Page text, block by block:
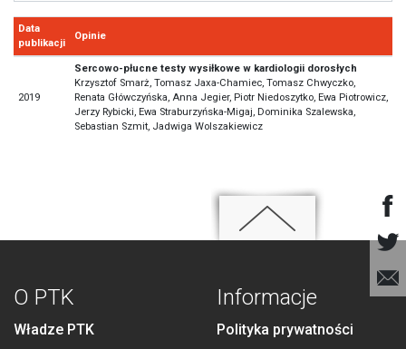
Data
publikacji
Opinie
2019
Sercowo-płucne testy wysiłkowe w kardiologii dorosłych
Krzysztof Smarż, Tomasz Jaxa-Chamiec, Tomasz Chwyczko,
Renata Główczyńska, Anna Jegier, Piotr Niedoszytko, Ewa Piotrowicz,
Jerzy Rybicki, Ewa Straburzyńska-Migaj, Dominika Szalewska,
Sebastian Szmit, Jadwiga Wolszakiewicz
O PTK
Władze PTK
Informacje
Polityka prywatności